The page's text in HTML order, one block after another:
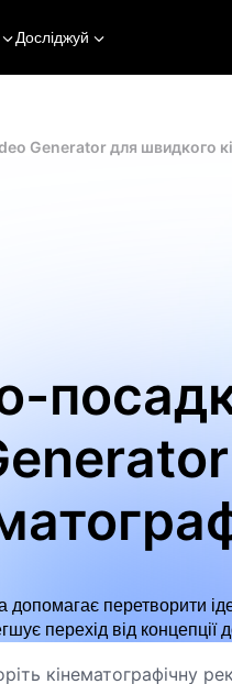
Досліджуй
Generator для швидкого
допомагає перетворити
перехід від концепції